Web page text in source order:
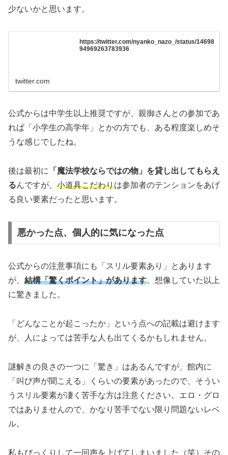
少ないかと思います。
https://twitter.com/nyanko_nazo_/status/14698
94969263783936
twitter.com
公式からは中学生以上推奨ですが、親御さんとの参加であ
れば「小学生の高学年」とかの方でも、ある程度楽しめそ
うな感じでしたね。
後は最初に
「魔法学校ならではの物」を貸し出してもらえ
るんですが、 小道具こだわりは参加者のテンションをあげ
る良い要素だったと思います。
悪かった点、個人的に気になった点
公式からの注意事項にも「スリル要素あり」とあります
が、 結構「驚くポイント」があります。想像していた以上
に驚きました。
「どんなことが起こったか」という点への記載は避けます
が、人によっては苦手な人も出てくるかもしれません。
謎解きの良さの一つに「驚き」はあるんですが、館内に
「叫び声が聞こえる」くらいの要素があったので、そうい
うスリル要素が凄く苦手な方は注意ください。エロ・グロ
ではありませんので、かなり苦手でない限り問題ないレベ
ル。
私もびっくりして一回声を上げてしまいました（笑）その